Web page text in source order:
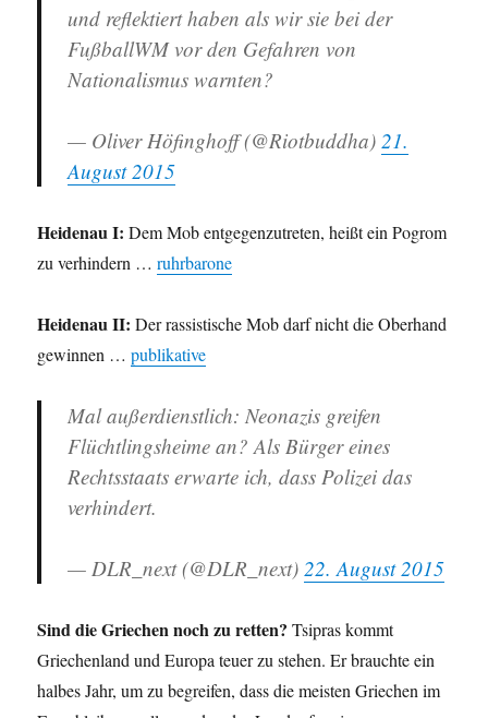
und reflektiert haben als wir sie bei der
FußballWM vor den Gefahren von
Nationalismus warnten?
— Oliver Höfinghoff (@Riotbuddha) 21.
August 2015
Heidenau I: Dem Mob entgegenzutreten, heißt ein Pogrom
zu verhindern …ruhrbarone
Heidenau II: Der rassistische Mob darf nicht die Oberhand
gewinnen …publikative
Mal außerdienstlich: Neonazis greifen
Flüchtlingsheime an? Als Bürger eines
Rechtsstaats erwarte ich, dass Polizei das
verhindert.
— DLR_next (@DLR_next) 22. August 2015
Sind die Griechen noch zu retten? Tsipras kommt
Griechenland und Europa teuer zu stehen. Er brauchte ein
halbes Jahr, um zu begreifen, dass die meisten Griechen im